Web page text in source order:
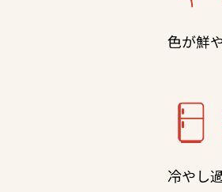
色が鮮
冷やし